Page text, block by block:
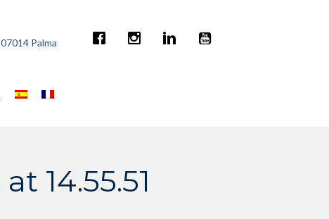
Palma
14.55.51